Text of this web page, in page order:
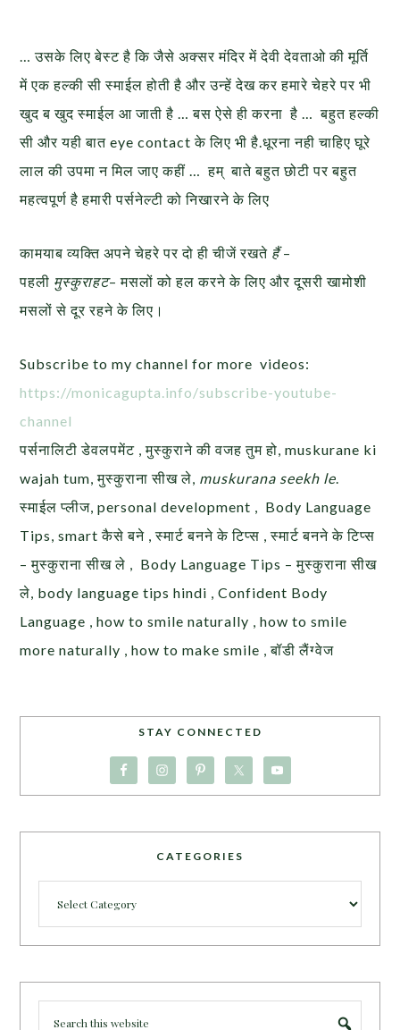
… उसके लिए बेस्ट है कि जैसे अक्सर मंदिर में देवी देवताओ की मूर्ति
में एक हल्की सी स्माईल होती है और उन्हें देख कर हमारे चेहरे पर भी
खुद ब खुद स्माईल आ जाती है … बस ऐसे ही करना है … बहुत हल्की
सी और यही बात eye contact के लिए भी है.धूरना नही चाहिए घूरे
लाल की उपमा न मिल जाए कहीं … हम् बाते बहुत छोटी पर बहुत
महत्वपूर्ण है हमारी पर्सनेल्टी को निखारने के लिए
कामयाब व्यक्ति अपने चेहरे पर दो ही चीजें रखते हैं–
पहली मुस्कुराहट– मसलों को हल करने के लिए और दूसरी खामोशी
मसलों से दूर रहने के लिए।
Subscribe to my channel for more videos:
https://monicagupta.info/subscribe-youtube-
channel
पर्सनालिटी डेवलपमेंट , मुस्कुराने की वजह तुम हो, muskurane ki
wajah tum, मुस्कुराना सीख ले, muskurana seekh le
स्माईल प्लीज, personal development , Body Language
Tips, smart कैसे बने , स्मार्ट बनने के टिप्स , स्मार्ट बनने के टिप्स
– मुस्कुराना सीख ले , Body Language Tips – मुस्कुराना सीख
ले, body language tips hindi , Confident Body
Language , how to smile naturally , how to smile
more naturally , how to make smile , बॉडी लैंग्वेज
STAY CONNECTED
CATEGORIES